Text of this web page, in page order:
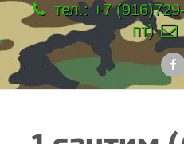
тел.: +7
пт)